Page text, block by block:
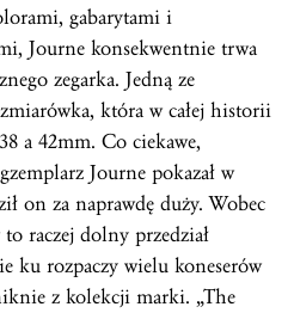
gabarytami i
Journe konsekwentnie trwa
zegarka. Jedną ze
która w całej historii
a 42mm. Co ciekawe,
Journe pokazał w
on za naprawdę duży. Wobec
to raczej dolny przedział
ku rozpaczy wielu koneserów
z kolekcji marki. „The